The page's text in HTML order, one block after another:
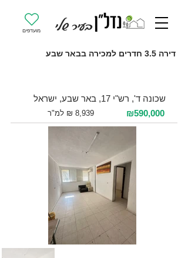
מועדפים
דירה 3.5 חדרים למכירה בבאר שבע
שכונה ד', רש"י 17, באר שבע, ישראל
₪590,000